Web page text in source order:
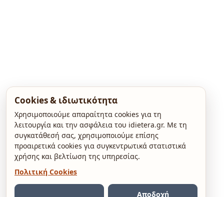
Cookies & ιδιωτικότητα
Χρησιμοποιούμε απαραίτητα cookies για τη
λειτουργία και την ασφάλεια του idietera.gr. Με τη
συγκατάθεσή σας, χρησιμοποιούμε επίσης
προαιρετικά cookies για συγκεντρωτικά στατιστικά
χρήσης και βελτίωση της υπηρεσίας.
Πολιτική Cookies
Αποδοχή